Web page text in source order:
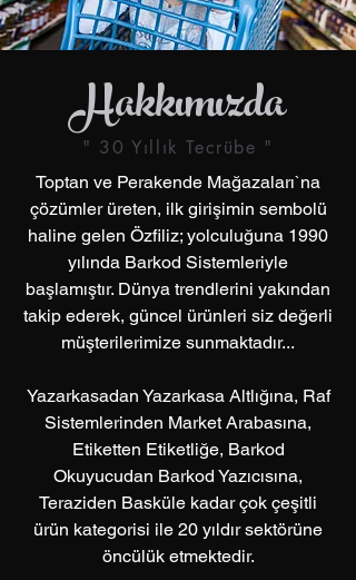
Hakkımızda
" 30 Yıllık Tecrübe "
Toptan ve Perakende Mağazaları`na
çözümler üreten, ilk girişimin sembolü
haline gelen Özfiliz; yolculuğuna 1990
yılında Barkod Sistemleriyle
başlamıştır. Dünya trendlerini yakından
takip ederek, güncel ürünleri siz değerli
müşterilerimize sunmaktadır...
Yazarkasadan Yazarkasa Altlığına, Raf
Sistemlerinden Market Arabasına,
Etiketten Etiketliğe, Barkod
Okuyucudan Barkod Yazıcısına,
Teraziden Basküle kadar çok çeşitli
ürün kategorisi ile 20 yıldır sektörüne
öncülük etmektedir.